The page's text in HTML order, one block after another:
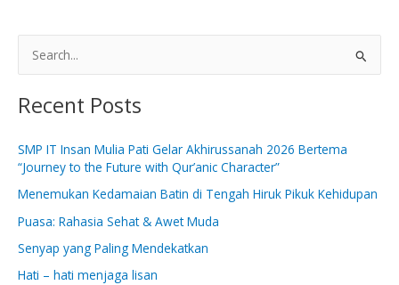
a
c
h
f
o
r
:
Recent Posts
SMP IT Insan Mulia Pati Gelar Akhirussanah 2026 Bertema
“Journey to the Future with Qur’anic Character”
Menemukan Kedamaian Batin di Tengah Hiruk Pikuk Kehidupan
Puasa: Rahasia Sehat & Awet Muda
Senyap yang Paling Mendekatkan
Hati – hati menjaga lisan